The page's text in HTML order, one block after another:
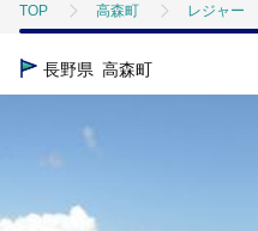
TOP 高森町 レジャー
TOP
長野県 高森町